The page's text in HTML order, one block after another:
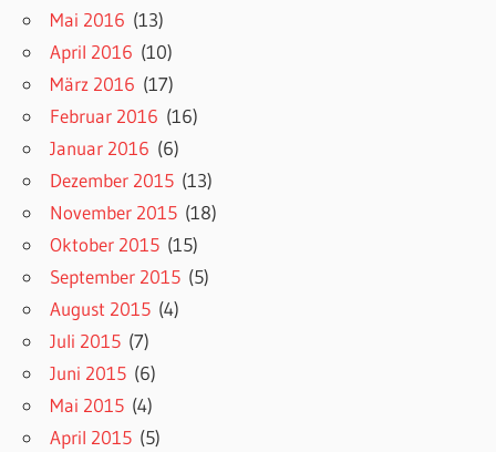
Mai 2016 (13)
April 2016 (10)
März 2016 (17)
Februar 2016 (16)
Januar 2016 (6)
Dezember 2015 (13)
November 2015 (18)
Oktober 2015 (15)
September 2015 (5)
August 2015 (4)
Juli 2015 (7)
Juni 2015 (6)
Mai 2015 (4)
April 2015 (5)